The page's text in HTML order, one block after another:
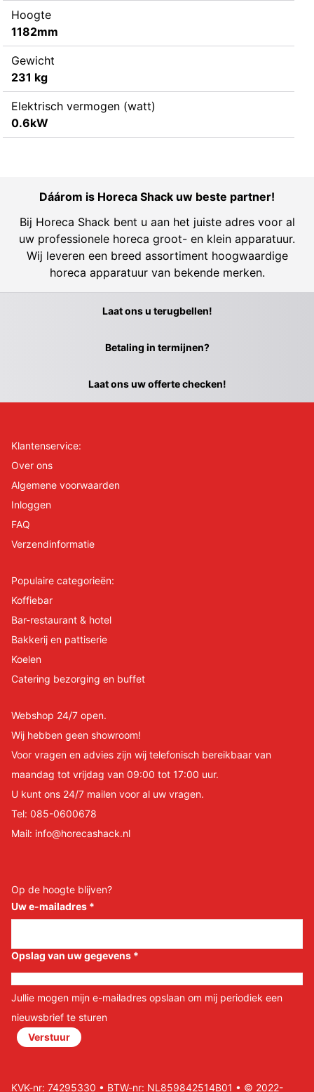
Hoogte
1182mm
Gewicht
231 kg
Elektrisch vermogen (watt)
0.6kW
Dáárom is Horeca Shack uw beste partner!
Bij Horeca Shack bent u aan het juiste adres voor al
uw professionele horeca groot- en klein apparatuur.
Wij leveren een breed assortiment hoogwaardige
horeca apparatuur van bekende merken.
Laat ons u terugbellen!
Betaling in termijnen?
Laat ons uw offerte checken!
Klantenservice:
Over ons
Algemene voorwaarden
Inloggen
FAQ
Verzendinformatie
Populaire categorieën:
Koffiebar
Bar-restaurant & hotel
Bakkerij en pattiserie
Koelen
Catering bezorging en buffet
Webshop 24/7 open.
Wij hebben geen showroom!
Voor vragen en advies zijn wij telefonisch bereikbaar van
maandag tot vrijdag van 09:00 tot 17:00 uur.
U kunt ons 24/7 mailen voor al uw vragen.
Tel: 085-0600678
Mail: info@horecashack.nl
Op de hoogte blijven?
Uw e-mailadres *
Opslag van uw gegevens *
Jullie mogen mijn e-mailadres opslaan om mij periodiek een
nieuwsbrief te sturen
Verstuur
KVK-nr: 74295330 • BTW-nr: NL859842514B01 • © 2022-